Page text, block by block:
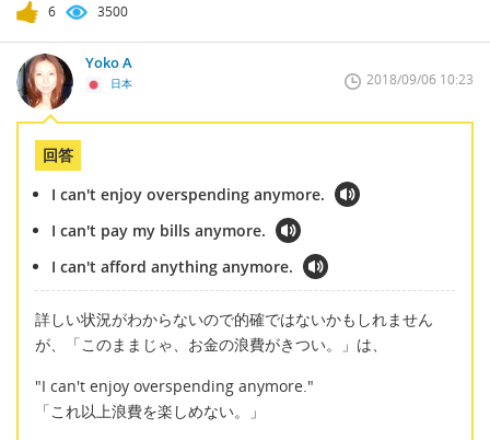
6 3500
Yoko A
日本 2018/09/06 10:23
回答
I can't enjoy overspending anymore.
I can't pay my bills anymore.
I can't afford anything anymore.
詳しい状況がわからないので的確ではないかもしれません
が、「このままじゃ、お金の浪費がきつい。」は、
"I can't enjoy overspending anymore."
「これ以上浪費を楽しめない。」